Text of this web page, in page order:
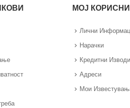
МОЈ
Лични
Нарачки
Кредитни Изводи
Адреси
Мои